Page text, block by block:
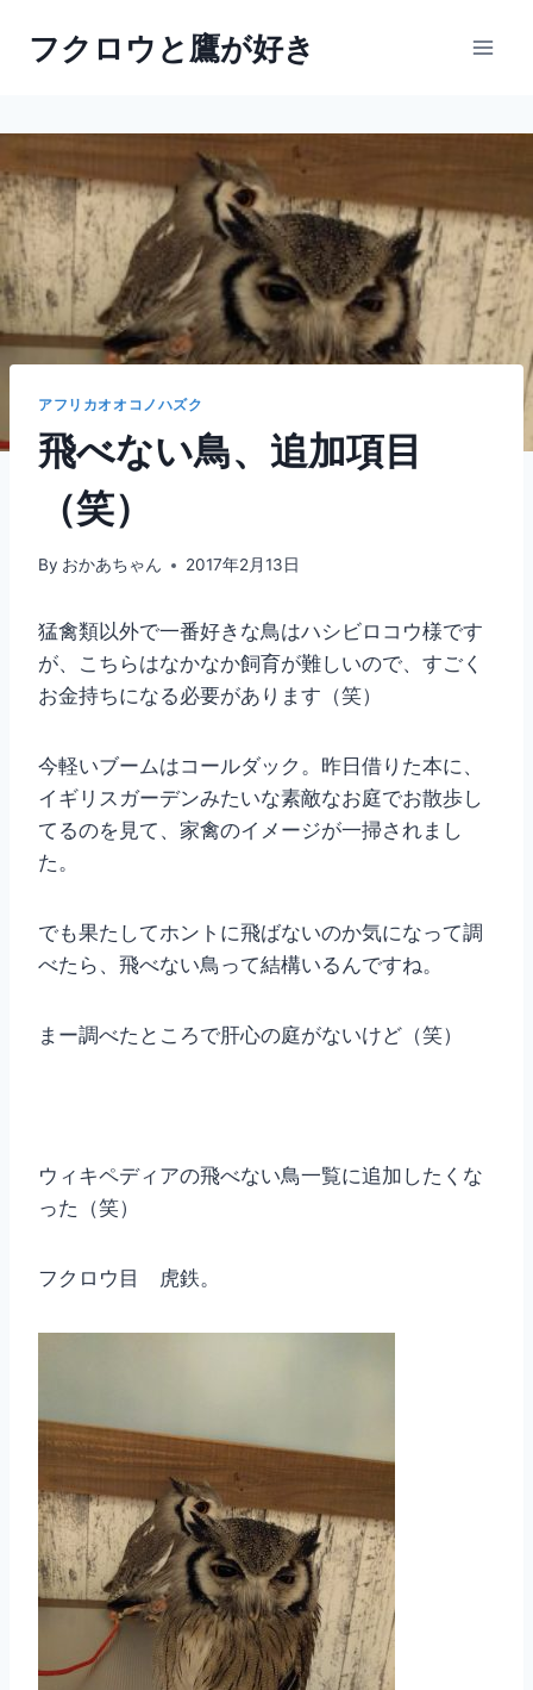
ッ
プ
フクロウと鷹が好き
アフリカオオコノハズク
飛べない鳥、追加項目
（笑）
By おかあちゃん 2017年2月13日
猛禽類以外で一番好きな鳥はハシビロコウ様です
が、こちらはなかなか飼育が難しいので、すごく
お金持ちになる必要があります（笑）
今軽いブームはコールダック。昨日借りた本に、
イギリスガーデンみたいな素敵なお庭でお散歩し
てるのを見て、家禽のイメージが一掃されまし
た。
でも果たしてホントに飛ばないのか気になって調
べたら、飛べない鳥って結構いるんですね。
まー調べたところで肝心の庭がないけど（笑）
ウィキペディアの飛べない鳥一覧に追加したくな
った（笑）
フクロウ目 虎鉄。